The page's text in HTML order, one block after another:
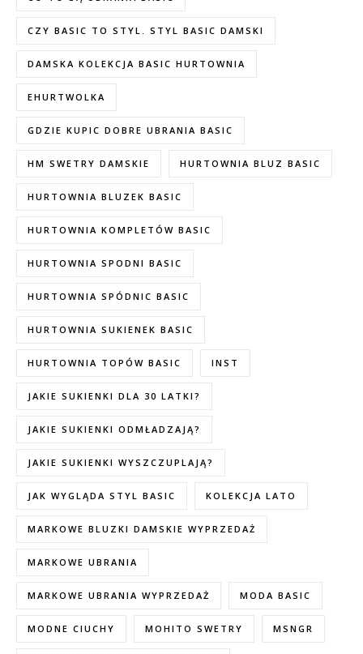
CZY BASIC TO STYL. STYL BASIC DAMSKI
DAMSKA KOLEKCJA BASIC HURTOWNIA
EHURTWOLKA
GDZIE KUPIC DOBRE UBRANIA BASIC
HM SWETRY DAMSKIE HURTOWNIA BLUZ BASIC
HURTOWNIA BLUZEK BASIC
HURTOWNIA KOMPLETÓW BASIC
HURTOWNIA SPODNI BASIC
HURTOWNIA SPÓDNIC BASIC
HURTOWNIA SUKIENEK BASIC
HURTOWNIA TOPÓW BASIC INST
JAKIE SUKIENKI DLA 30 LATKI?
JAKIE SUKIENKI ODMŁADZAJĄ?
JAKIE SUKIENKI WYSZCZUPLAJĄ?
JAK WYGLĄDA STYL BASIC KOLEKCJA LATO
MARKOWE BLUZKI DAMSKIE WYPRZEDAŻ
MARKOWE UBRANIA
MARKOWE UBRANIA WYPRZEDAŻ MODA BASIC
MODNE CIUCHY MOHITO SWETRY MSNGR